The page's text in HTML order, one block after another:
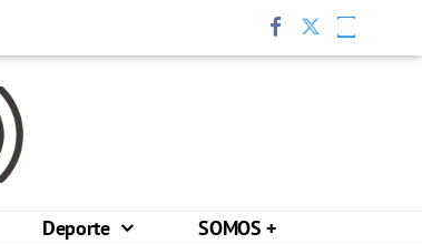
Deporte SOMOS +